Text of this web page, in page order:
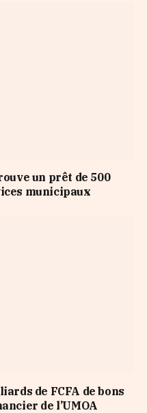
un prêt de 500
municipaux
de FCFA de bons
de l’UMOA